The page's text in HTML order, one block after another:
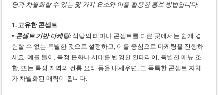
당과 차별화할 수 있는 몇 가지 요소와 이를 활용한 홍보 방법입니다.
1. 고유한 콘셉트
• 콘셉트 기반 마케팅: 식당의 테마나 콘셉트를 다른 곳에서는 쉽게 경
험할 수 없는 특별한 것으로 설정하고, 이를 중심으로 마케팅을 진행하
세요. 예를 들어, 특정 문화나 시대를 반영한 인테리어, 특별한 메뉴 조
합, 또는 특정 지역의 전통 요리 등을 내세우면, 그 독특한 콘셉트 자체
가 차별화된 매력이 됩니다.